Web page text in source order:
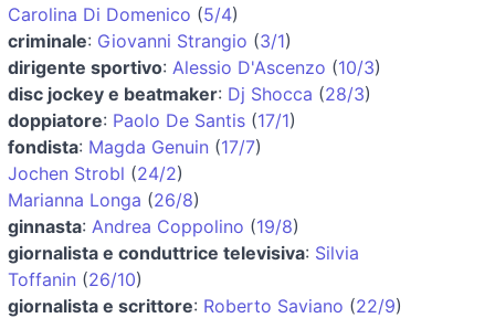
Carolina Di Domenico (5/4)
criminale: Giovanni Strangio (3/1)
dirigente sportivo: Alessio D'Ascenzo (10/3)
disc jockey e beatmaker: Dj Shocca (28/3)
doppiatore: Paolo De Santis (17/1)
fondista: Magda Genuin (17/7)
Jochen Strobl (24/2)
Marianna Longa (26/8)
ginnasta: Andrea Coppolino (19/8)
giornalista e conduttrice televisiva: Silvia
Toffanin (26/10)
giornalista e scrittore: Roberto Saviano (22/9)